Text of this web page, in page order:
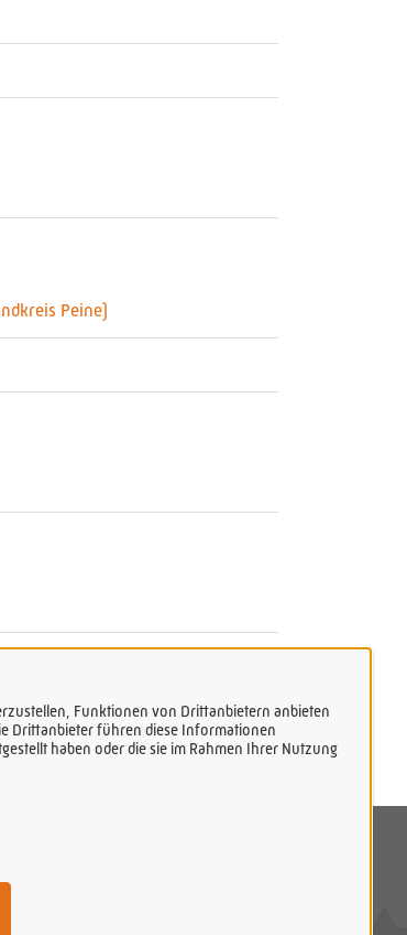
Funktionen von Drittanbietern anbieten
Drittanbieter führen diese Informationen
haben oder die sie im Rahmen Ihrer Nutzung
Peine)